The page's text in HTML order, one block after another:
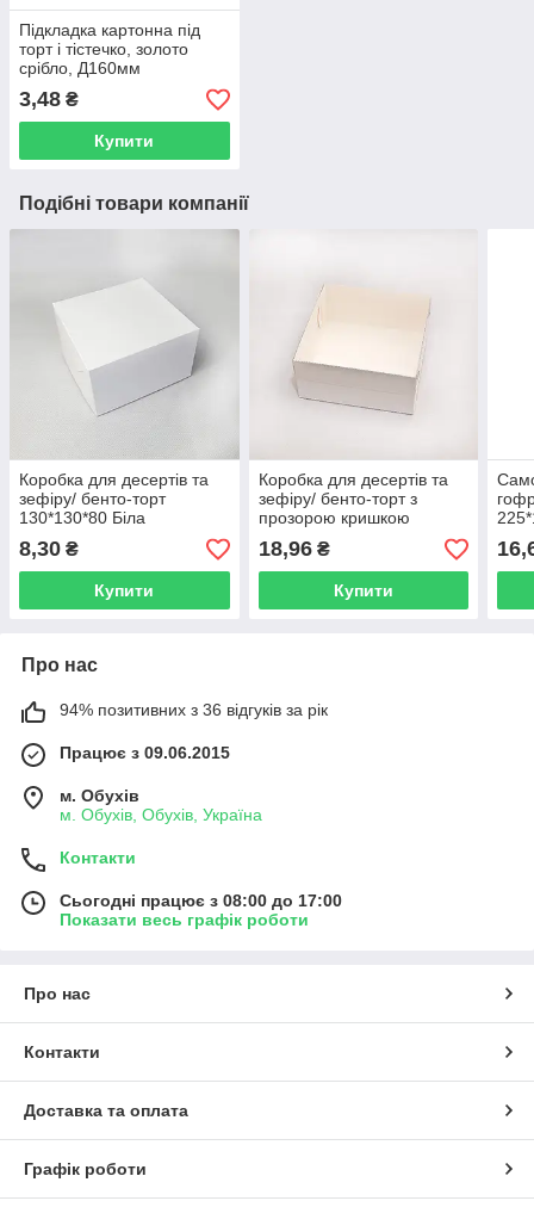
Підкладка картонна під
торт і тістечко, золото
срібло, Д160мм
3,48 ₴
Купити
Подібні товари компанії
Коробка для десертів та
зефіру/ бенто-торт
130*130*80 Біла
8,30 ₴
Купити
Коробка для десертів та
зефіру/ бенто-торт з
прозорою кришкою
18,96₴
Купити
Про нас
94% позитивних з 36 відгуків за рік
Працює з 09.06.2015
м. Обухів
м. Обухів, Обухів, Україна
Контакти
Сьогодні працює з 08:00 до 17:00
Показати весь графік роботи
Про нас
Контакти
Доставка та оплата
Графік роботи